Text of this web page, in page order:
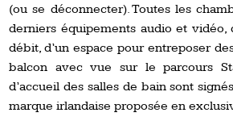
(ou se déconnecter). Toutes les
derniers équipements audio et vidéo,
débit, d’un espace pour entreposer
balcon avec vue sur le parcours
d’accueil des salles de bain sont
marque irlandaise proposée en